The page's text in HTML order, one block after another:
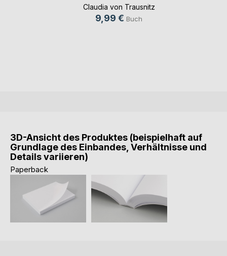
Claudia von Trausnitz
9,99 € Buch
3D-Ansicht des Produktes (beispielhaft auf
Grundlage des Einbandes, Verhältnisse und
Details variieren)
Paperback